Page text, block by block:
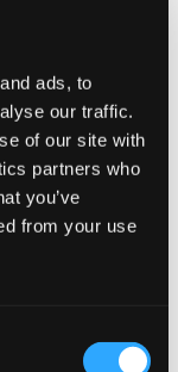
ads, to
our traffic.
of our site with
partners who
you’ve
from your use
Te groot